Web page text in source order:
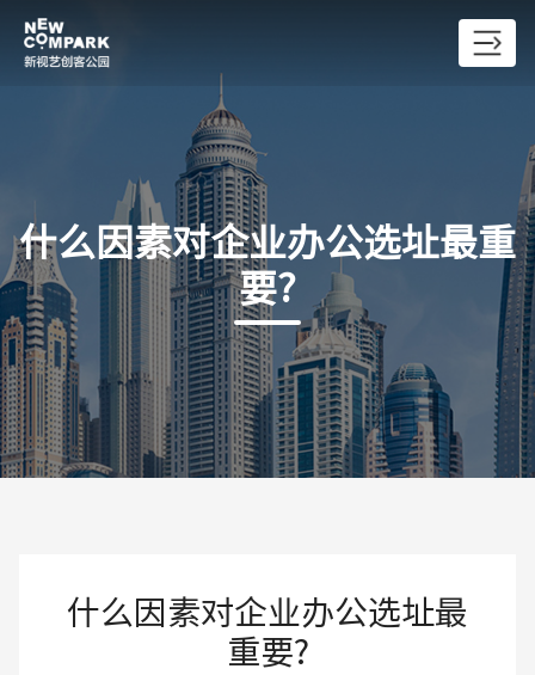
什么因素对企业办公选址最重
要?
什么因素对企业办公选址最
重要?